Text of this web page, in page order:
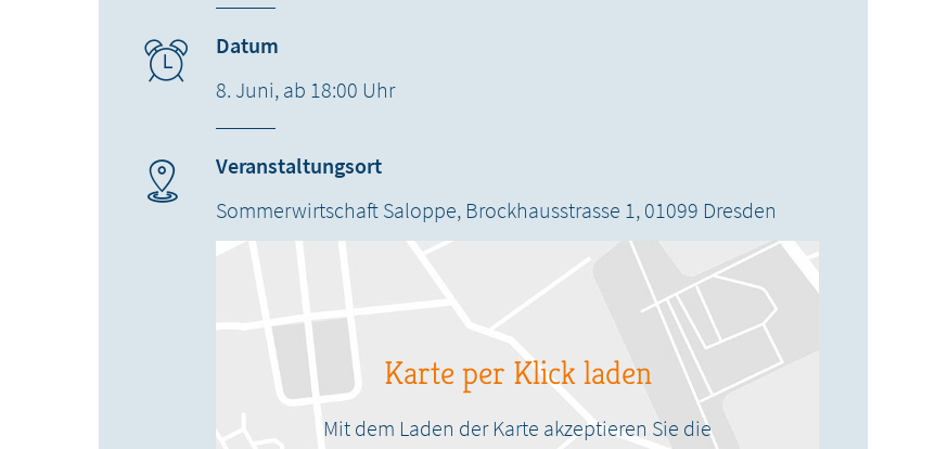
Datum
8. Juni, ab 18:00 Uhr
Veranstaltungsort
Sommerwirtschaft Saloppe, Brockhausstrasse 1, 01099 Dresden
Karte per Klick laden
Mit dem Laden der Karte akzeptieren Sie die